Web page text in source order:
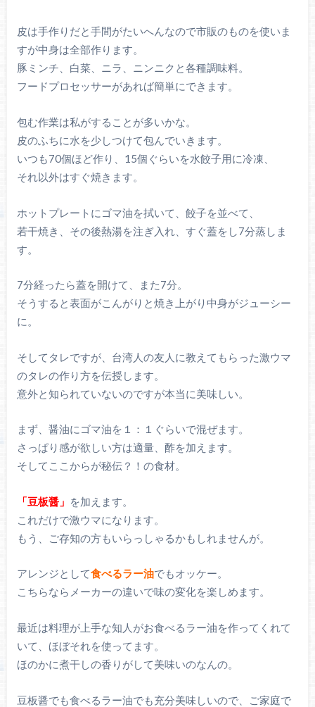
皮は手作りだと手間がたいへんなので市販のものを使いま
すが中身は全部作ります。
豚ミンチ、白菜、ニラ、ニンニクと各種調味料。
フードプロセッサーがあれば簡単にできます。
包む作業は私がすることが多いかな。
皮のふちに水を少しつけて包んでいきます。
いつも70個ほど作り、15個ぐらいを水餃子用に冷凍、
それ以外はすぐ焼きます。
ホットプレートにゴマ油を拭いて、餃子を並べて、
若干焼き、その後熱湯を注ぎ入れ、すぐ蓋をし7分蒸しま
す。
7分経ったら蓋を開けて、また7分。
そうすると表面がこんがりと焼き上がり中身がジューシー
に。
そしてタレですが、台湾人の友人に教えてもらった激ウマ
のタレの作り方を伝授します。
意外と知られていないのですが本当に美味しい。
まず、醤油にゴマ油を１：１ぐらいで混ぜます。
さっぱり感が欲しい方は適量、酢を加えます。
そしてここからが秘伝？！の食材。
「豆板醤」 を加えます。
これだけで激ウマになります。
もう、ご存知の方もいらっしゃるかもしれませんが。
アレンジとして食べるラー油でもオッケー。
こちらならメーカーの違いで味の変化を楽しめます。
最近は料理が上手な知人がお食べるラー油を作ってくれて
いて、ほぼそれを使ってます。
ほのかに煮干しの香りがして美味いのなんの。
豆板醤でも食べるラー油でも充分美味しいので、ご家庭で